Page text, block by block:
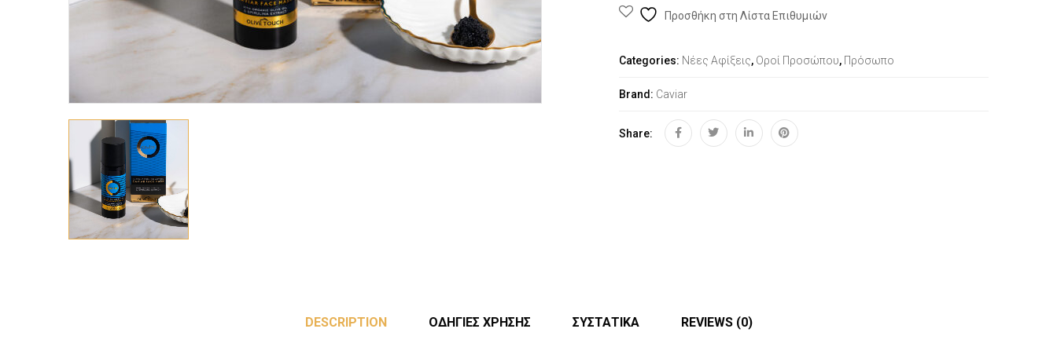
Προσθήκη στη Λίστα Επιθυμιών
Categories: Νέες Αφίξεις, Οροί Προσώπου, Πρόσωπο
Brand: Caviar
Share:
DESCRIPTION ΟΔΗΓΙΕΣ ΧΡΗΣΗΣ ΣΥΣΤΑΤΙΚΑ REVIEWS (0)